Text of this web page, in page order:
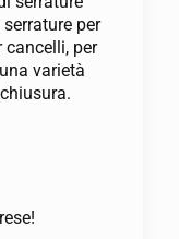
per
cancelli, per
varietà